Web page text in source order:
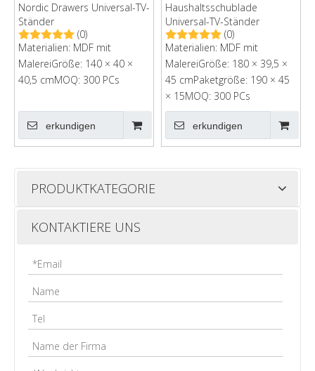
Nordic Drawers Universal-TV-
Ständer
(0)
Materialien: MDF mit
MalereiGröße: 140 × 40 ×
40,5 cmMOQ: 300 PCs
erkundigen
Haushaltsschublade
Universal-TV-Ständer
(0)
Materialien: MDF mit
MalereiGröße: 180 × 39,5 ×
45 cmPaketgröße: 190 × 45
× 15MOQ: 300 PCs
erkundigen
PRODUKTKATEGORIE
KONTAKTIERE UNS